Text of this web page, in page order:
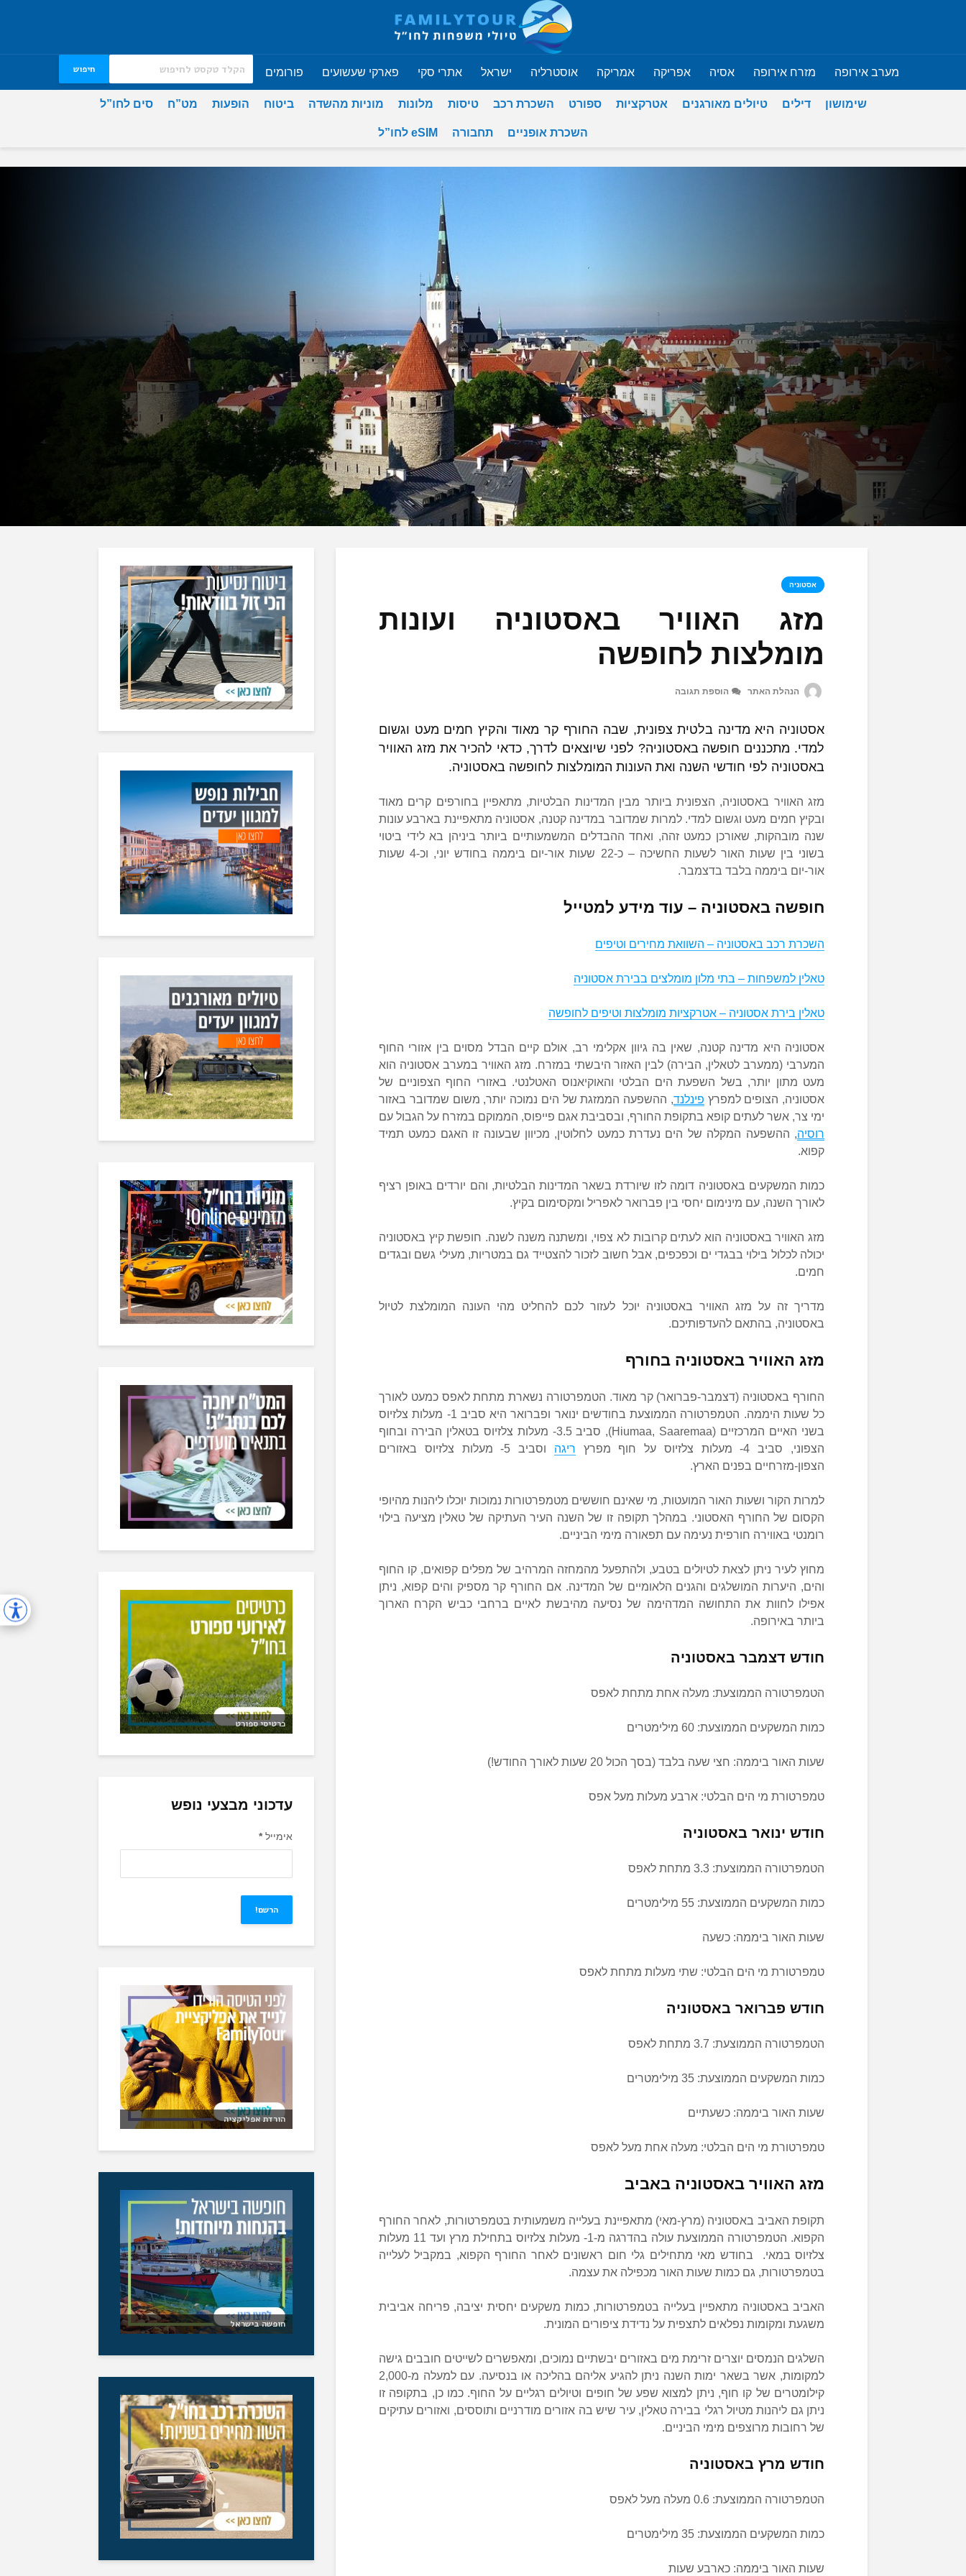
מערב אירופה מזרח אירופה אסיה אפריקה אמריקה אוסטרליה ישראל אתרי סקי פארקי שעשועים פורומים חיפוש
שימושון דילים טיולים מאורגנים אטרקציות ספורט השכרת רכב טיסות מלונות מוניות מהשדה ביטוח הופעות מט”ח סים לחו”ל
השכרת אופניים תחבורה eSIM לחו”ל
אסטוניה
מזג האוויר באסטוניה ועונות
מומלצות לחופשה
הנהלת האתר הוספת תגובה
אסטוניה היא מדינה בלטית צפונית, שבה החורף קר מאוד והקיץ חמים מעט וגשום
למדי. מתכננים חופשה באסטוניה? לפני שיוצאים לדרך, כדאי להכיר את מזג האוויר
באסטוניה לפי חודשי השנה ואת העונות המומלצות לחופשה באסטוניה.
מזג האוויר באסטוניה, הצפונית ביותר מבין המדינות הבלטיות, מתאפיין בחורפים קרים מאוד
ובקיץ חמים מעט וגשום למדי. למרות שמדובר במדינה קטנה, אסטוניה מתאפיינת בארבע עונות
שנה מובהקות, שאורכן כמעט זהה, ואחד ההבדלים המשמעותיים ביותר ביניהן בא לידי ביטוי
בשוני בין שעות האור לשעות החשיכה – כ-22 שעות אור-יום ביממה בחודש יוני, וכ-4 שעות
אור-יום ביממה בלבד בדצמבר.
חופשה באסטוניה – עוד מידע למטייל
השכרת רכב באסטוניה – השוואת מחירים וטיפים
טאלין למשפחות – בתי מלון מומלצים בבירת אסטוניה
טאלין בירת אסטוניה – אטרקציות מומלצות וטיפים לחופשה
אסטוניה היא מדינה קטנה, שאין בה גיוון אקלימי רב, אולם קיים הבדל מסוים בין אזורי החוף
המערבי (ממערב לטאלין, הבירה) לבין האזור היבשתי במזרח. מזג האוויר במערב אסטוניה הוא
מעט מתון יותר, בשל השפעת הים הבלטי והאוקיאנוס האטלנטי. באזורי החוף הצפוניים של
אסטוניה, הצופים למפרץ פינלנד, ההשפעה הממזגת של הים נמוכה יותר, משום שמדובר באזור
ימי צר, אשר לעתים קופא בתקופת החורף, ובסביבת אגם פייפוס, הממוקם במזרח על הגבול עם
רוסיה, ההשפעה המקלה של הים נעדרת כמעט לחלוטין, מכיוון שבעונה זו האגם כמעט תמיד
קפוא.
כמות המשקעים באסטוניה דומה לזו שיורדת בשאר המדינות הבלטיות, והם יורדים באופן רציף
לאורך השנה, עם מינימום יחסי בין פברואר לאפריל ומקסימום בקיץ.
מזג האוויר באסטוניה הוא לעתים קרובות לא צפוי, ומשתנה משנה לשנה. חופשת קיץ באסטוניה
יכולה לכלול בילוי בבגדי ים וכפכפים, אבל חשוב לזכור להצטייד גם במטריות, מעילי גשם ובגדים
חמים.
מדריך זה על מזג האוויר באסטוניה יוכל לעזור לכם להחליט מהי העונה המומלצת לטיול
באסטוניה, בהתאם להעדפותיכם.
מזג האוויר באסטוניה בחורף
החורף באסטוניה (דצמבר-פברואר) קר מאוד. הטמפרטורה נשארת מתחת לאפס כמעט לאורך
כל שעות היממה. הטמפרטורה הממוצעת בחודשים ינואר ופברואר היא סביב 1- מעלות צלזיוס
בשני האיים המרכזיים (Hiumaa, Saaremaa), סביב 3.5- מעלות צלזיוס בטאלין הבירה ובחוף
הצפוני, סביב 4- מעלות צלזיוס על חוף מפרץ
ריגה
וסביב 5- מעלות צלזיוס באזורים
הצפון-מזרחיים בפנים הארץ.
למרות הקור ושעות האור המועטות, מי שאינם חוששים מטמפרטורות נמוכות יוכלו ליהנות מהיופי
הקסום של החורף האסטוני. במהלך תקופה זו של השנה העיר העתיקה של טאלין מציעה בילוי
רומנטי באווירה חורפית נעימה עם תפאורה מימי הביניים.
מחוץ לעיר ניתן לצאת לטיולים בטבע, ולהתפעל מהמחזה המרהיב של מפלים קפואים, קו החוף
והים, היערות המושלגים והגנים הלאומיים של המדינה. אם החורף קר מספיק והים קפוא, ניתן
אפילו לחוות את התחושה המדהימה של נסיעה מהיבשת לאיים ברחבי כביש הקרח הארוך
ביותר באירופה.
חודש דצמבר באסטוניה
הטמפרטורה הממוצעת: מעלה אחת מתחת לאפס
כמות המשקעים הממוצעת: 60 מילימטרים
שעות האור ביממה: חצי שעה בלבד (בסך הכול 20 שעות לאורך החודש!)
טמפרטורת מי הים הבלטי: ארבע מעלות מעל אפס
חודש ינואר באסטוניה
הטמפרטורה הממוצעת: 3.3 מתחת לאפס
כמות המשקעים הממוצעת: 55 מילימטרים
שעות האור ביממה: כשעה
טמפרטורת מי הים הבלטי: שתי מעלות מתחת לאפס
חודש פברואר באסטוניה
הטמפרטורה הממוצעת: 3.7 מתחת לאפס
כמות המשקעים הממוצעת: 35 מילימטרים
שעות האור ביממה: כשעתיים
טמפרטורת מי הים הבלטי: מעלה אחת מעל לאפס
מזג האוויר באסטוניה באביב
תקופת האביב באסטוניה (מרץ-מאי) מתאפיינת בעלייה משמעותית בטמפרטורות, לאחר החורף
הקפוא. הטמפרטורה הממוצעת עולה בהדרגה מ-1- מעלות צלזיוס בתחילת מרץ ועד 11 מעלות
צלזיוס במאי. בחודש מאי מתחילים גלי חום ראשונים לאחר החורף הקפוא, במקביל לעלייה
בטמפרטורות, גם כמות שעות האור מכפילה את עצמה.
האביב באסטוניה מתאפיין בעלייה בטמפרטורות, כמות משקעים יחסית יציבה, פריחה אביבית
משגעת ומקומות נפלאים לתצפית על נדידת ציפורים המונית.
השלגים הנמסים יוצרים זרימת מים באזורים יבשתיים נמוכים, ומאפשרים לשייטים חובבים גישה
למקומות, אשר בשאר ימות השנה ניתן להגיע אליהם בהליכה או בנסיעה. עם למעלה מ-2,000
קילומטרים של קו חוף, ניתן למצוא שפע של חופים וטיולים רגליים על החוף. כמו כן, בתקופה זו
ניתן גם ליהנות מטיול רגלי בבירה טאלין, עיר שיש בה אזורים מודרניים ותוססים, ואזורים עתיקים
של רחובות מרוצפים מימי הביניים.
חודש מרץ באסטוניה
הטמפרטורה הממוצעת: 0.6 מעלה מעל לאפס
כמות המשקעים הממוצעת: 35 מילימטרים
שעות האור ביממה: כארבע שעות
כרטיסי ספורט
עדכוני מבצעי נופש
אימייל*
הורדת אפליקציה
חופשה בישראל